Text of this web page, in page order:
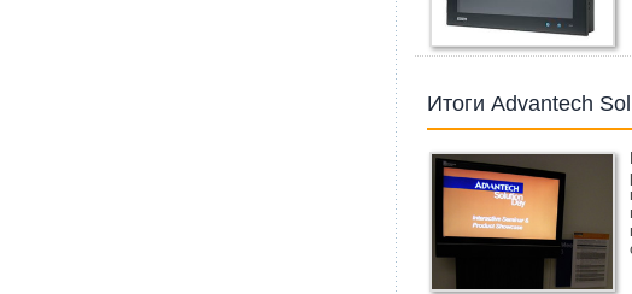
Итоги Advantech